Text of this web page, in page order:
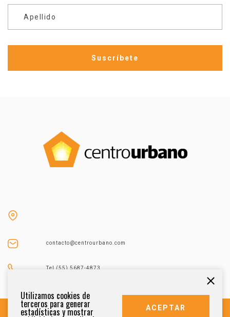
Apellido
contacto@centrourbano.com
Tel (55) 5687-4873
Utilizamos cookies de
terceros para generar
estadísticas y mostrar ACEPTAR